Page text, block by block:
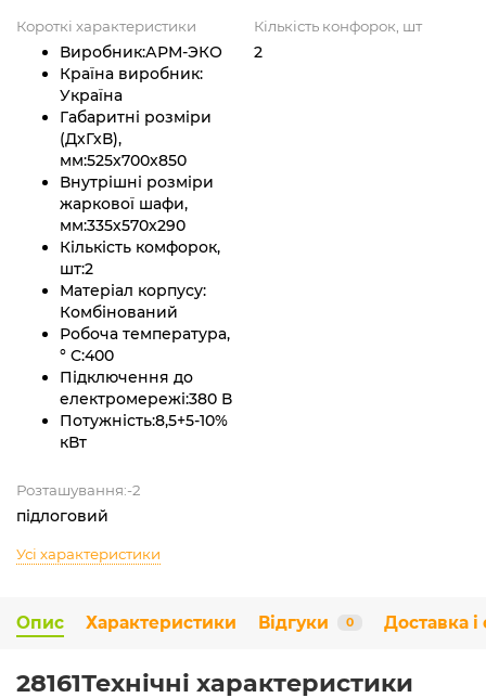
Короткі характеристики
Виробник:АРМ-ЭКО
Країна виробник:
Україна
Габаритні розміри
(ДхГхВ),
мм:525х700х850
Внутрішні розміри
жаркової шафи,
мм:335х570х290
Кількість комфорок,
шт:2
Матеріал корпусу:
Комбінований
Робоча температура,
° C:400
Підключення до
електромережі:380 В
Потужність:8,5+5-10%
кВт
Кількість конфорок, шт
2
Розташування:-2
підлоговий
Усі характеристики
Опис Характеристики Відгуки 0 Доставка і
28161Технічні характеристики